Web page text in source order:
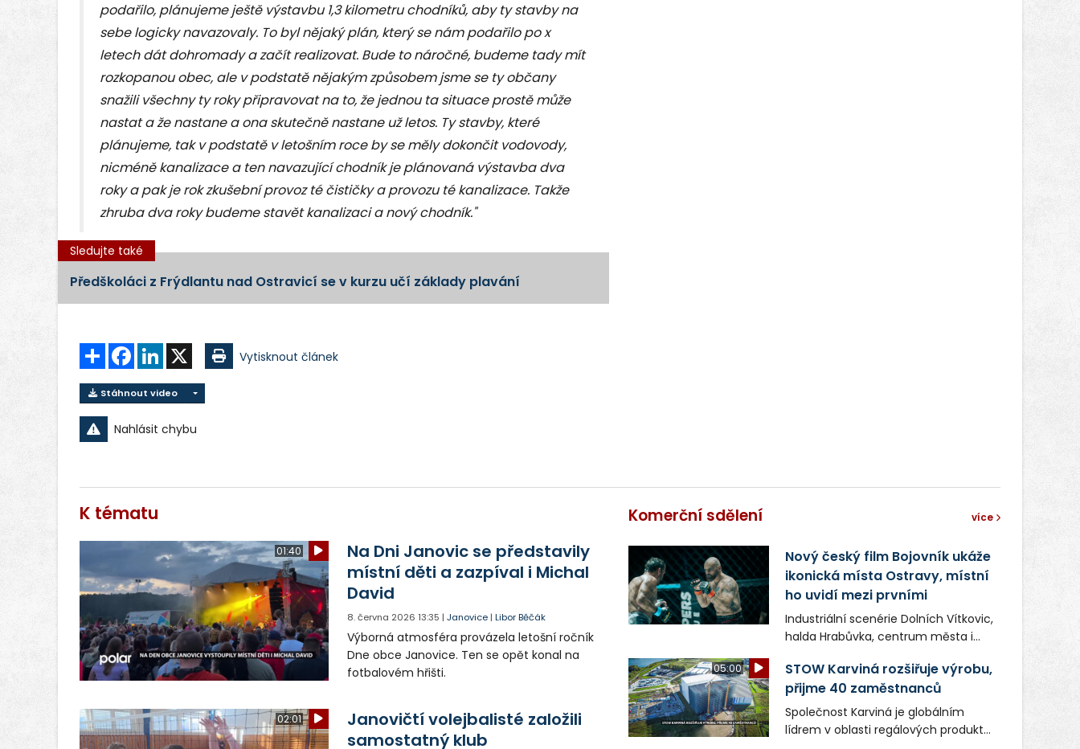
podařilo, plánujeme ještě výstavbu 1,3 kilometru chodníků, aby ty stavby na
sebe logicky navazovaly. To byl nějaký plán, který se nám podařilo po x
letech dát dohromady a začít realizovat. Bude to náročné, budeme tady mít
rozkopanou obec, ale v podstatě nějakým způsobem jsme se ty občany
snažili všechny ty roky připravovat na to, že jednou ta situace prostě může
nastat a že nastane a ona skutečně nastane už letos. Ty stavby, které
plánujeme, tak v podstatě v letošním roce by se měly dokončit vodovody,
nicméně kanalizace a ten navazující chodník je plánovaná výstavba dva
roky a pak je rok zkušební provoz té čističky a provozu té kanalizace. Takže
zhruba dva roky budeme stavět kanalizaci a nový chodník."
Sledujte také
Předškoláci z Frýdlantu nad Ostravicí se v kurzu učí základy plavání
Sdílet FacebookLinkedIn Vytisknout článek
Stáhnout video
Nahlásit chybu
K tématu
01:40
Na Dni Janovic se představily
místní děti a zazpíval i Michal
David
8. června 2026 13:35 |Janovice |Libor Běčák
Výborná atmosféra provázela letošní ročník
Dne obce Janovice. Ten se opět konal na
fotbalovém hřišti.
02:01
Janovičtí volejbalisté založili
samostatný klub
Komerční sdělení více
Nový český film Bojovník ukáže
ikonická místa Ostravy, místní
ho uvidí mezi prvními
Industriální scenérie Dolních Vítkovic,
halda Hrabůvka, centrum města i
v novém filmu Bojovník, který vstoupí
do kin už 13. srpna. Režiséři Vojtěch
Frič a Tomáš Dianiška si
moravskoslezskou metropoli
nevybrali náhodou – její syrová
05:00
STOW Karviná rozšiřuje výrobu,
přijme 40 zaměstnanců
Společnost Karviná je globálním
lídrem v oblasti regálových produktů